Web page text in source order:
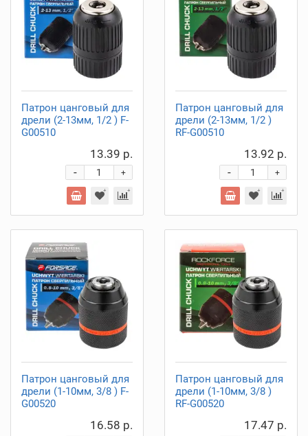
Патрон цанговый для
дрели (2-13мм, 1/2 ) F-
G00510
13.39 р.
+
-
Патрон цанговый для
дрели (2-13мм, 1/2 )
RF-G00510
13.92 р.
+
-
Патрон цанговый для
дрели (1-10мм, 3/8 ) F-
G00520
16.58 р.
Патрон цанговый для
дрели (1-10мм, 3/8 )
RF-G00520
17.47 р.